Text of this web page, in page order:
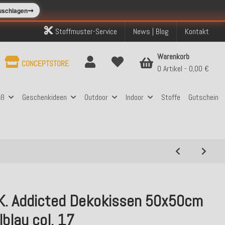
➞
Stoffmuster-Service News | Blog Kontakt
Geschenkideen Outdoor Indoor Stoffe Gutschein
CONCEPTSTORE
Warenkorb
0 Artikel
0,00 €
Addicted Dekokissen 50x50cm
col. 17